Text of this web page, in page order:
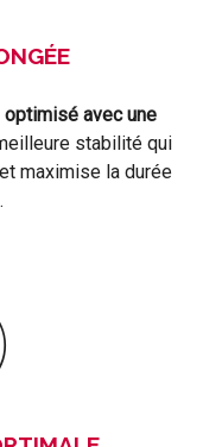
avec une
stabilité qui
maximise la durée